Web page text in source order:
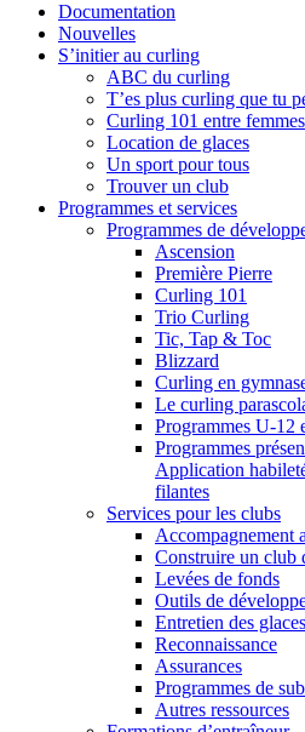
Documentation
Nouvelles
S’initier au curling
ABC du curling
T’es plus curling que tu
Curling 101 entre femmes
Location de glaces
Un sport pour tous
Trouver un club
Programmes et services
Programmes de
Ascension
Première Pierre
Curling 101
Trio Curling
Tic, Tap & Toc
Blizzard
Curling en
Le curling
Programmes U-12
Programmes
Application
filantes
Services pour les clubs
Accompagnement
Construire un club
Levées de fonds
Outils de
Entretien des glaces
Reconnaissance
Assurances
Programmes de
Autres ressources